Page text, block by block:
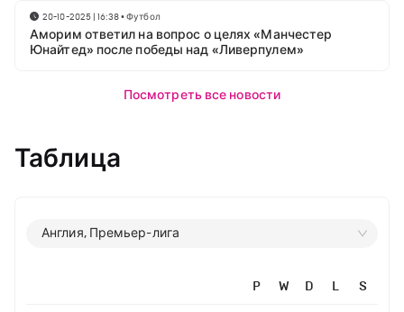
20-10-2025 | 16:38•Футбол
Аморим ответил на вопрос о целях «Манчестер
Юнайтед» после победы над «Ливерпулем»
Посмотреть все новости
Таблица
Англия, Премьер-лига
P W D L S